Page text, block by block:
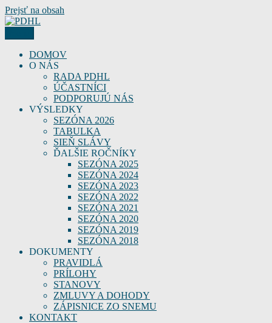
Prejsť na obsah
PDHL
Podunajská hasičská liga – PDHL
DOMOV
O NÁS
RADA PDHL
ÚČASTNÍCI
PODPORUJÚ NÁS
VÝSLEDKY
SEZÓNA 2026
TABULKA
SIEŇ SLÁVY
ĎALŠIE ROČNÍKY
SEZÓNA 2025
SEZÓNA 2024
SEZÓNA 2023
SEZÓNA 2022
SEZÓNA 2021
SEZÓNA 2020
SEZÓNA 2019
SEZÓNA 2018
DOKUMENTY
PRAVIDLÁ
PRÍLOHY
STANOVY
ZMLUVY A DOHODY
ZÁPISNICE ZO SNEMU
KONTAKT